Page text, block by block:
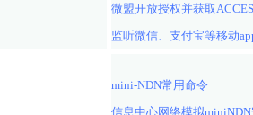
微盟开放授权并获取
mini-NDN常用命令
信息中心网络模拟miniNDN